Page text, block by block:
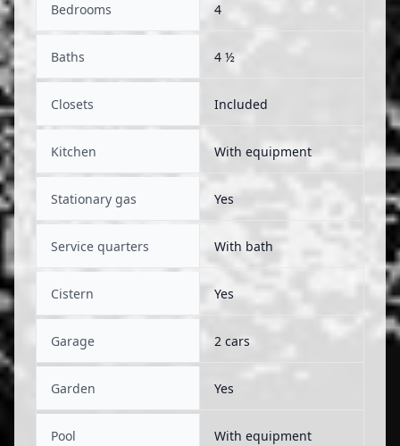
Bedrooms 4
Baths 4 ½
Closets Included
Kitchen With equipment
Stationary gas Yes
Service quarters With bath
Cistern Yes
Garage 2 cars
Garden Yes
Pool With equipment